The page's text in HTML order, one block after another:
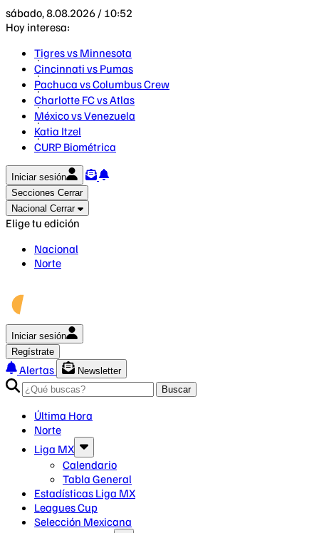
sábado, 8.08.2026 / 10:52
Hoy interesa:
Tigres vs Minnesota
Cincinnati vs Pumas
Pachuca vs Columbus Crew
Charlotte FC vs Atlas
México vs Venezuela
Katia Itzel
CURP Biométrica
Iniciar sesión
Secciones Cerrar
Nacional Cerrar
Elige tu edición
Nacional
Norte
Iniciar sesión
Regístrate
Alertas
Newsletter
Buscar
Última Hora
Norte
Liga MX
Calendario
Tabla General
Estadísticas Liga MX
Leagues Cup
Selección Mexicana